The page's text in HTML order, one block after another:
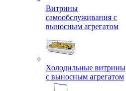
Витрины
самообслуживания с
выносным агрегатом
Холодильные витрины
с выносным агрегатом